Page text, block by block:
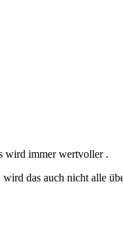
wird immer wertvoller .
das auch nicht alle